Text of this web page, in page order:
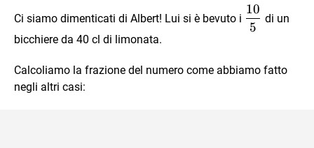
Ci siamo dimenticati di Albert! Lui si è bevuto i \dfrac{10}
{5}
5
10
di un
bicchiere da 40 cl di limonata.
Calcoliamo la frazione del numero come abbiamo fatto
negli altri casi: